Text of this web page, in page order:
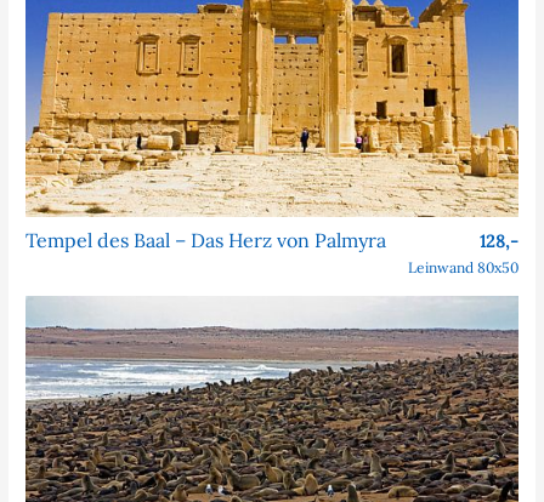
Tempel des Baal – Das Herz von Palmyra 128,-
Leinwand 80x50